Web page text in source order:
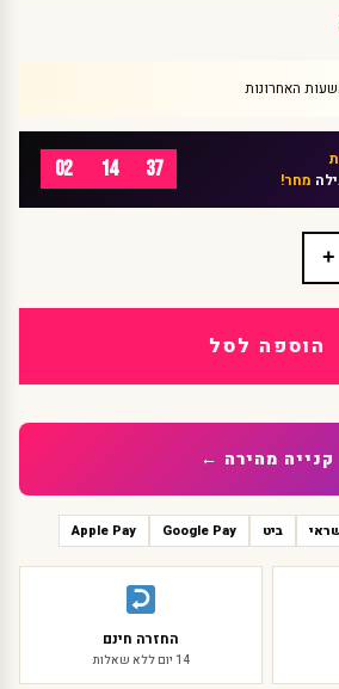
מחר! 02 14 37
+
הוספה לסל
קנייה מהירה ←
ביט Google Pay
Apple Pay
החזרה חינם
14 יום ללא שאלות